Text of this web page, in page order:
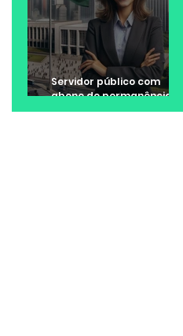
Servidor público com
abono de permanência
pode ter direito a valores